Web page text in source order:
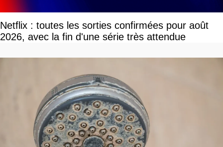
Netflix : toutes les sorties confirmées pour août
2026, avec la fin d'une série très attendue